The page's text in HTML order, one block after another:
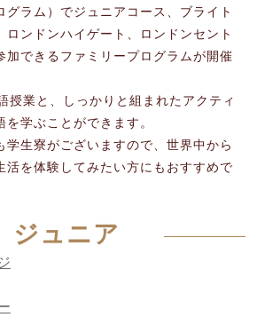
グラム）でジュニアコース、ブライト
ロンドンハイゲート、ロンドンセント
加できるファミリープログラムが開催
授業と、しっかりと組まれたアクティ
を学ぶことができます。
学生寮がございますので、世界中から
活を体験してみたい方にもおすすめで
ジュニア